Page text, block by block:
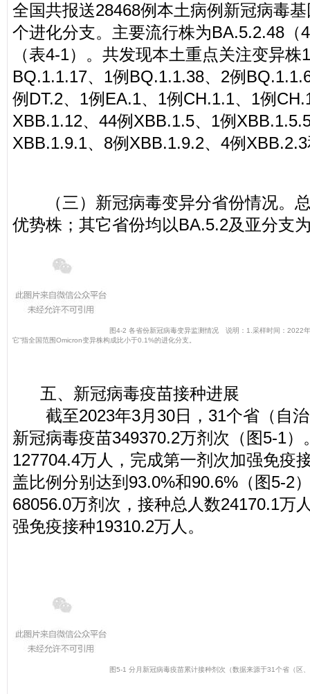
全国共报送28468例本土病例新冠病毒
个进化分支。主要流行株为BA.5.2.48（
（表4-1）。共发现本土重点关注变异
BQ.1.1.17、1例BQ.1.1.38、2例
例DT.2、1例EA.1、1例CH.1.1、1例
XBB.1.12、44例XBB.1.5、1例
XBB.1.9.1、8例XBB.1.9.2、4例
（三）新冠病毒变异分省份情况。总
优势株；其它省份均以BA.5.2及亚分支
图4-2 各省份新冠病毒变异监测情况 说明：1.采样时间：2022
它”指全国范围Omicron变异株构成比小于0.1%的进化分支。
五、新冠病毒疫苗接种进展
截至2023年3月30日，31个省（自治
新冠病毒疫苗349370.2万剂次（图5-1
127704.4万人，完成第一剂次加强免疫
盖比例分别达到93.0%和90.6%（图5-2
68056.0万剂次，接种总人数24170.1万
强免疫接种19310.2万人。
图5-1 分月新冠病毒疫苗累计接种剂次 （数据来源于31个省（区